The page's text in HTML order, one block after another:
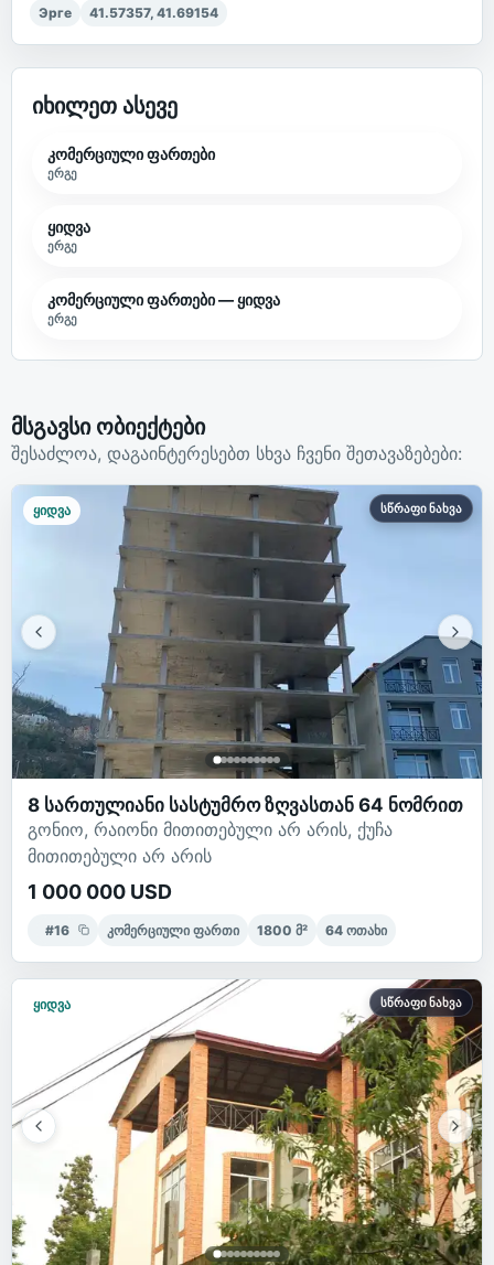
Эрге 41.57357, 41.69154
იხილეთ ასევე
კომერციული ფართები
ერგე
ყიდვა
ერგე
კომერციული ფართები — ყიდვა
ერგე
მსგავსი ობიექტები
შესაძლოა, დაგაინტერესებთ სხვა ჩვენი შეთავაზებები:
ყიდვა სწრაფი ნახვა
8 სართულიანი სასტუმრო ზღვასთან 64 ნომრით
გონიო, რაიონი მითითებული არ არის, ქუჩა
მითითებული არ არის
1 000 000 USD
#16 კომერციული ფართი 1800 მ² 64 ოთახი
ყიდვა სწრაფი ნახვა